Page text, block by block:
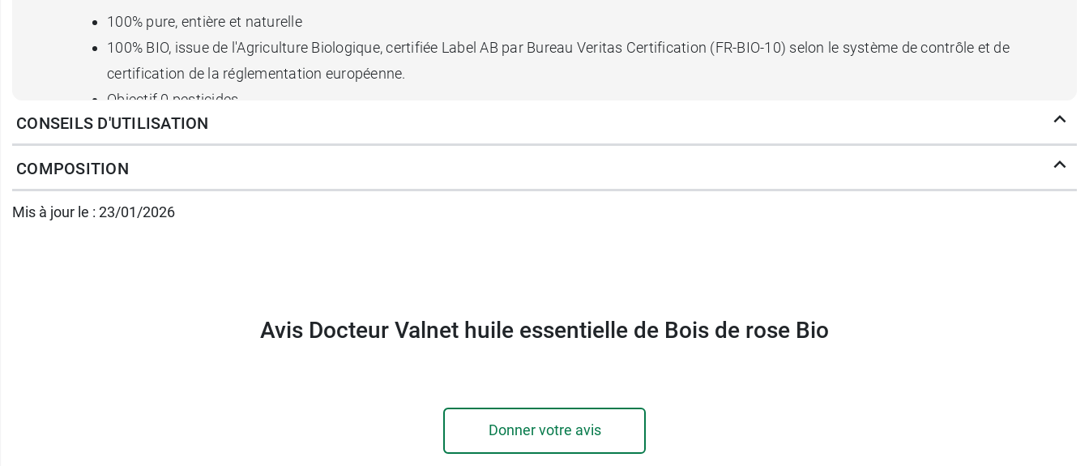
100% pure, entière et naturelle
100% BIO, issue de l'Agriculture Biologique, certifiée Label AB par Bureau Veritas Certification (FR-BIO-10) selon le système de contrôle et de
certification de la réglementation européenne.
Objectif 0 pesticides
Identité biochimique : elle est conforme au chémotype
Traçabilité, origine contrôlée
Quelles sont les recommandations concernant Dr Valnet Huile essentielle Bois de
CONSEILS D'UTILISATION
COMPOSITION
Mis à jour le : 23/01/2026
Avis Docteur Valnet huile essentielle de Bois de rose Bio
Donner votre avis